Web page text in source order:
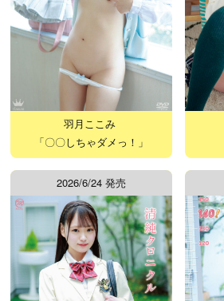
羽月ここみ
「〇〇しちゃダメっ！」
2026/6/24 発売